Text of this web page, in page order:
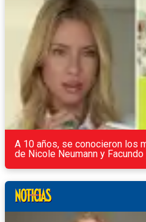
A 10 años, se conocieron los
de Nicole Neumann y